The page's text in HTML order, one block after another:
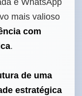
e WhatsApp
mais valioso
com
.
de uma
estratégica